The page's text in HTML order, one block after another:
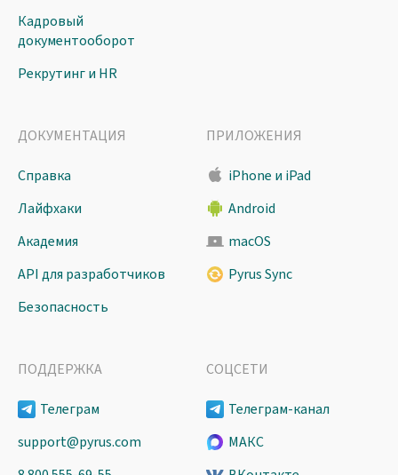
Кадровый
документооборот
Рекрутинг и HR
ДОКУМЕНТАЦИЯ
Справка
Лайфхаки
Академия
API для разработчиков
Безопасность
ПРИЛОЖЕНИЯ
iPhone и iPad
Android
macOS
Pyrus Sync
ПОДДЕРЖКА
Телеграм
support@pyrus.com
СОЦСЕТИ
Телеграм-канал
МАКС